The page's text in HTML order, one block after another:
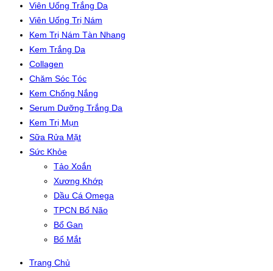
Viên Uống Trắng Da
Viên Uống Trị Nám
Kem Trị Nám Tàn Nhang
Kem Trắng Da
Collagen
Chăm Sóc Tóc
Kem Chống Nắng
Serum Dưỡng Trắng Da
Kem Trị Mụn
Sữa Rửa Mặt
Sức Khỏe
Tảo Xoắn
Xương Khớp
Dầu Cá Omega
TPCN Bổ Não
Bổ Gan
Bổ Mắt
Trang Chủ